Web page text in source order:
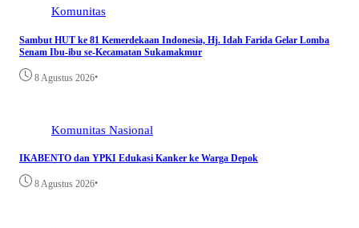
Komunitas
Sambut HUT ke 81 Kemerdekaan Indonesia, Hj. Idah Farida Gelar Lomba
Senam Ibu-ibu se-Kecamatan Sukamakmur
8 Agustus 2026•
Komunitas Nasional
IKABENTO dan YPKI Edukasi Kanker ke Warga Depok
8 Agustus 2026•